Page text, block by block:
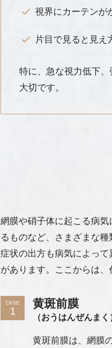
視界にカーテンが
片目で見ると見え
特に、急な視力低下
大切です。
網膜や硝子体に起こる病
るものなど、さまざまな種
症状の出方も病気によっ
があります。ここからは、
CASE 黄斑前膜
（おうはんぜんまく
黄斑前膜は、網膜